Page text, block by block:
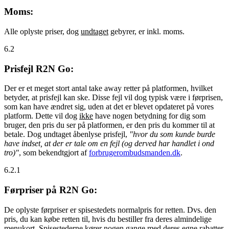
Moms:
Alle oplyste priser, dog undtaget gebyrer, er inkl. moms.
6.2
Prisfejl R2N Go:
Der er et meget stort antal take away retter på platformen, hvilket
betyder, at prisfejl kan ske. Disse fejl vil dog typisk være i førprisen,
som kan have ændret sig, uden at det er blevet opdateret på vores
platform. Dette vil dog ikke have nogen betydning for dig som
bruger, den pris du ser på platformen, er den pris du kommer til at
betale. Dog undtaget åbenlyse prisfejl, "hvor du som kunde burde
have indset, at der er tale om en fejl (og derved har handlet i ond
tro)", som bekendtgjort afforbrugerombudsmanden.dk.
6.2.1
Førpriser på R2N Go:
De oplyste førpriser er spisestedets normalpris for retten. Dvs. den
pris, du kan købe retten til, hvis du bestiller fra deres almindelige